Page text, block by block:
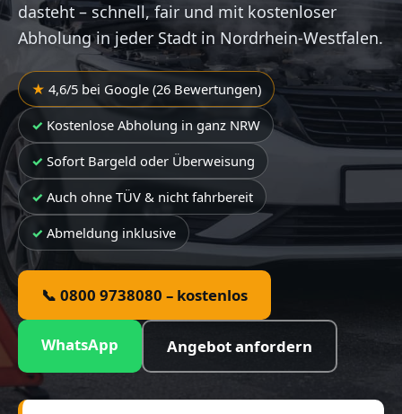
dasteht – schnell, fair und mit kostenloser
Abholung in jeder Stadt in Nordrhein-Westfalen.
4,6/5 bei Google (26 Bewertungen)
Kostenlose Abholung in ganz NRW
Sofort Bargeld oder Überweisung
Auch ohne TÜV & nicht fahrbereit
Abmeldung inklusive
📞 0800 9738080 – kostenlos
WhatsApp Angebot anfordern